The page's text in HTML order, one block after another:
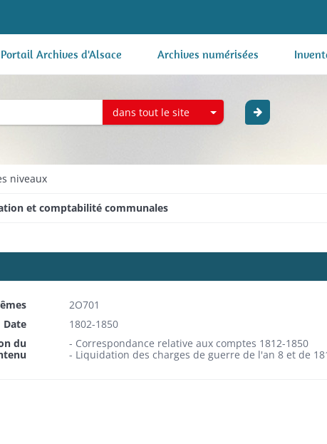
Portail Archives d'Alsace Archives numérisées
dans tout le site
niveaux
et comptabilité communales
2O701
Date
1802-1850
du
- Correspondance relative aux comptes 1812-1850
- Liquidation des charges de guerre de l'an 8 et de